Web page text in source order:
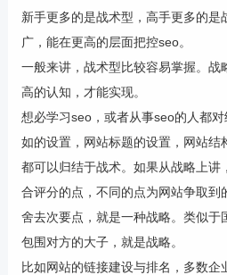
新手更多的是战术型，高手更多的是
广，能在更高的层面把控seo。
一般来讲，战术型比较容易掌握。战
高的认知，才能实现。
想必学习seo，或者从事seo的人都
如的设置，网站标题的设置，网站结
都可以归结于战术。如果从战略上讲
合评分的点，不同的点为网站争取到
舍去次要点，就是一种战略。类似于
包围对方的大子，就是战略。
比如网站的链接建设与排名，多数